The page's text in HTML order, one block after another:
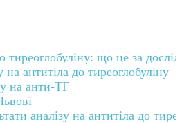
тиреоглобуліну: що це за
антитіла до тиреоглобуліну
на анти-ТГ
аналізу на антитіла до